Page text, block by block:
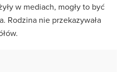
w mediach, mogły to być
Rodzina nie przekazywała